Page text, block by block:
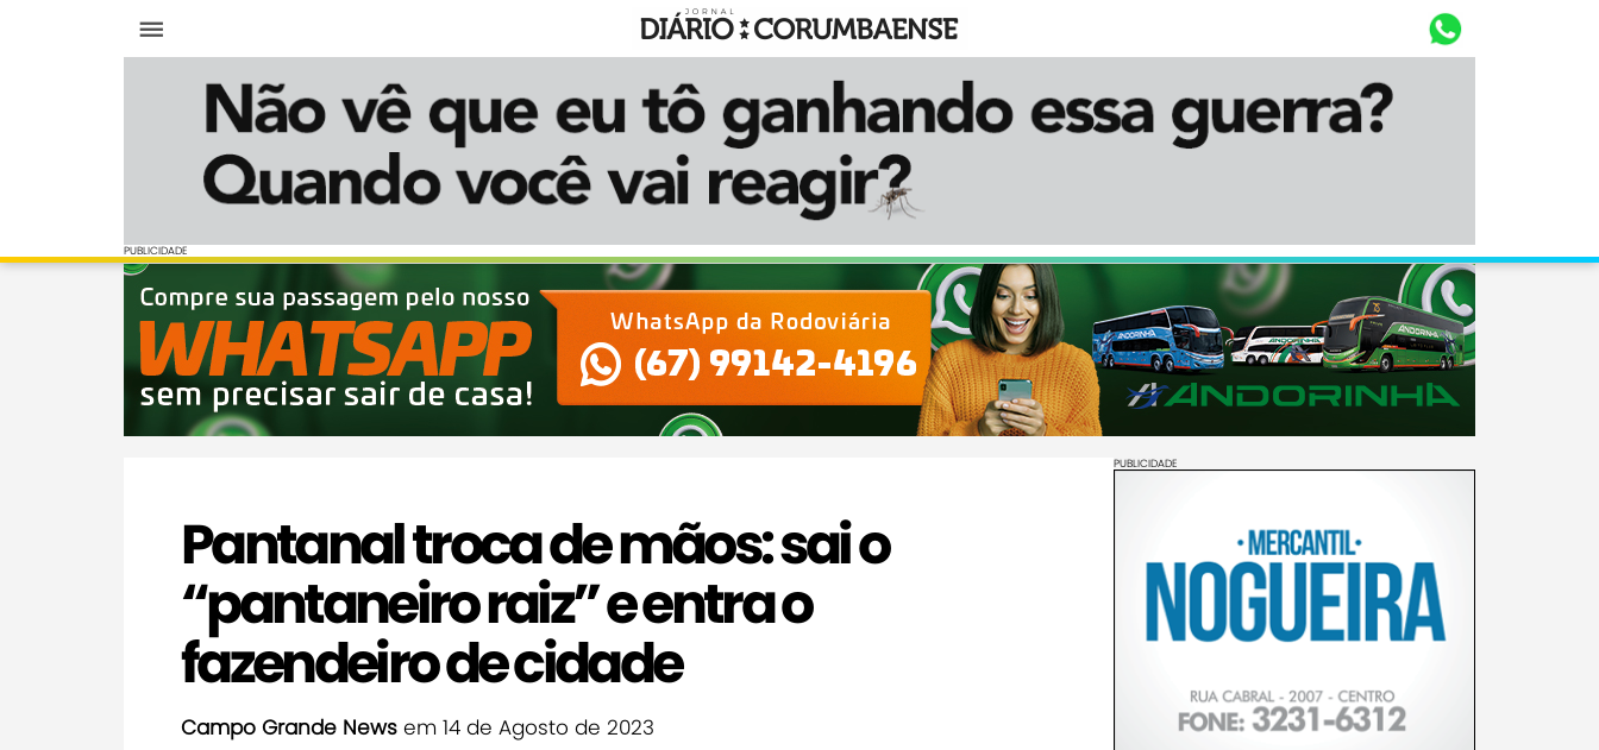
Diário Corumbaense
PUBLICIDADE
PUBLICIDADE
Pantanal troca de mãos: sai o
“pantaneiro raiz” e entra o
fazendeiro de cidade
Campo Grande News em 14 de Agosto de 2023
PUBLICIDADE